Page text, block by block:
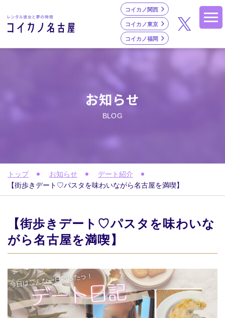
コイカノ関西
コイカノ東京
コイカノ福岡
お知らせ
BLOG
トップ お知らせ
デート紹介
【街歩きデート♡パスタを味わいながら名古屋を満喫】
【街歩きデート♡パスタを味わいな
がら名古屋を満喫】